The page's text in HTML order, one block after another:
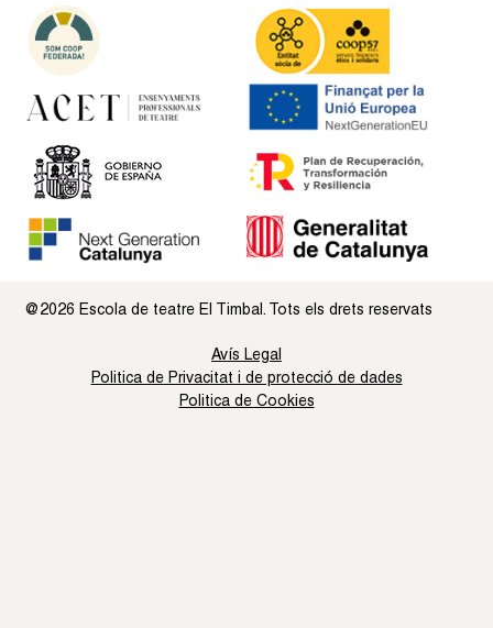
@2026 Escola de teatre El Timbal. Tots els drets reservats
Avís Legal
Politica de Privacitat i de protecció de dades
Politica de Cookies